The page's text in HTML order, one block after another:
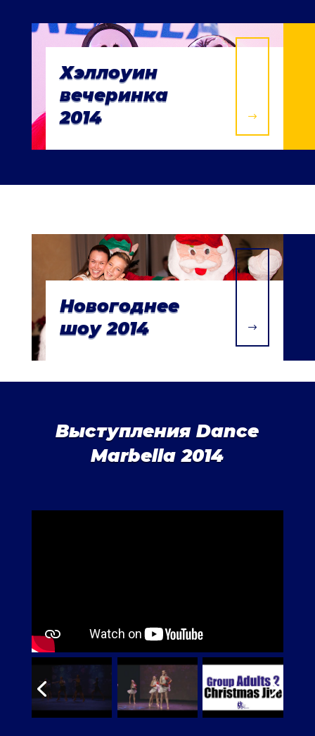
Хэллоуин
вечеринка
2014
$
Новогоднее
шоу 2014
$
Выступления Dance
Marbella 2014